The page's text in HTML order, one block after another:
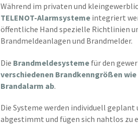
Während im privaten und
TELENOT-Alarmsystemeintegriert
öffentliche Hand spezielle Richtlinien
Brandmeldeanlagen und Brandmelder.
Die Brandmeldesystemefür den
verschiedenen Brandkenngrößen
Brandalarm ab.
Die Systeme werden individuell
abgestimmt und fügen sich nahtlos zu